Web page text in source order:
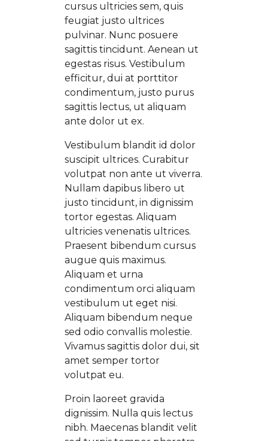
cursus ultricies sem, quis
feugiat justo ultrices
pulvinar. Nunc posuere
sagittis tincidunt. Aenean ut
egestas risus. Vestibulum
efficitur, dui at porttitor
condimentum, justo purus
sagittis lectus, ut aliquam
ante dolor ut ex.
Vestibulum blandit id dolor
suscipit ultrices. Curabitur
volutpat non ante ut viverra.
Nullam dapibus libero ut
justo tincidunt, in dignissim
tortor egestas. Aliquam
ultricies venenatis ultrices.
Praesent bibendum cursus
augue quis maximus.
Aliquam et urna
condimentum orci aliquam
vestibulum ut eget nisi.
Aliquam bibendum neque
sed odio convallis molestie.
Vivamus sagittis dolor dui, sit
amet semper tortor
volutpat eu.
Proin laoreet gravida
dignissim. Nulla quis lectus
nibh. Maecenas blandit velit